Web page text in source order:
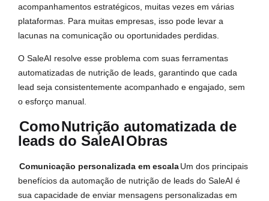
acompanhamentos estratégicos, muitas vezes em várias
plataformas. Para muitas empresas, isso pode levar a
lacunas na comunicação ou oportunidades perdidas.
O SaleAI resolve esse problema com suas ferramentas
automatizadas de nutrição de leads, garantindo que cada
lead seja consistentemente acompanhado e engajado, sem
o esforço manual.
ComoNutrição automatizada de
leads do SaleAIObras
Comunicação personalizada em escalaUm dos principais
benefícios da automação de nutrição de leads do SaleAI é
sua capacidade de enviar mensagens personalizadas em